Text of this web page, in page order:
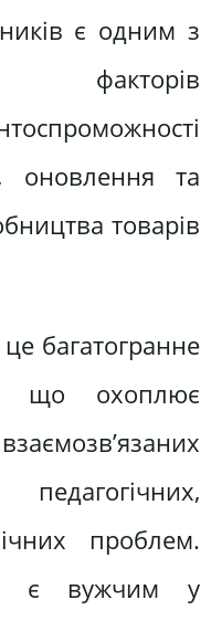
є одним з
факторів
оновлення та
товарів
багатогранне
що охоплює
проблем.
є вужчим у